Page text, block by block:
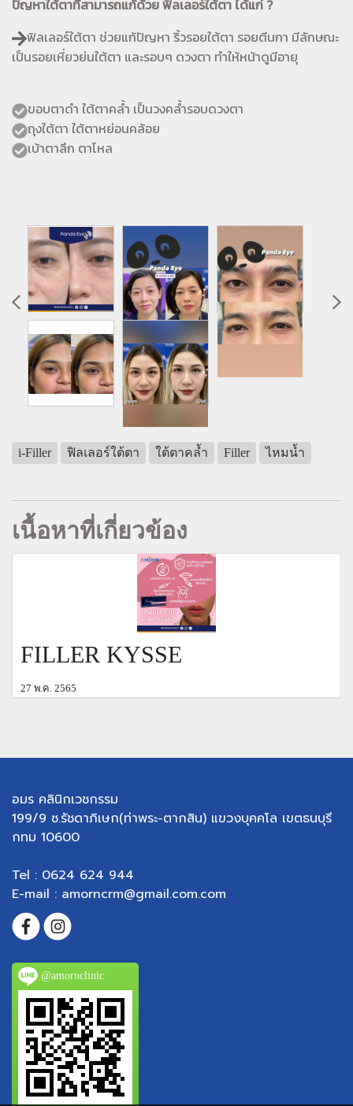
ปัญหาใต้ตาที่สามารถแก้ด้วย ฟิลเลอร์ใต้ตา ได้แก่ ?
ฟิลเลอร์ใต้ตา ช่วยแก้ปัญหา ริ้วรอยใต้ตา รอยตีนกา มีลักษณะ
เป็นรอยเหี่ยวย่นใต้ตา และรอบๆ ดวงตา ทำให้หน้าดูมีอายุ
ขอบตาดำ ใต้ตาคล้ำ เป็นวงคล้ำรอบดวงตา
ถุงใต้ตา ใต้ตาหย่อนคล้อย
เบ้าตาลึก ตาโหล
i-Filler ฟิลเลอร์ใต้ตา ใต้ตาคล้ำ Filler ไหมน้ำ
เนื้อหาที่เกี่ยวข้อง
FILLER KYSSE
27 พ.ค. 2565
อมร คลินิกเวชกรรม
199/9 ซ.รัชดาภิเษก(ท่าพระ-ตากสิน) แขวงบุคคโล เขตธนบุรี
กทม 10600
Tel : 0624 624 944
E-mail : amorncrm@gmail.com.com
@amornclinic